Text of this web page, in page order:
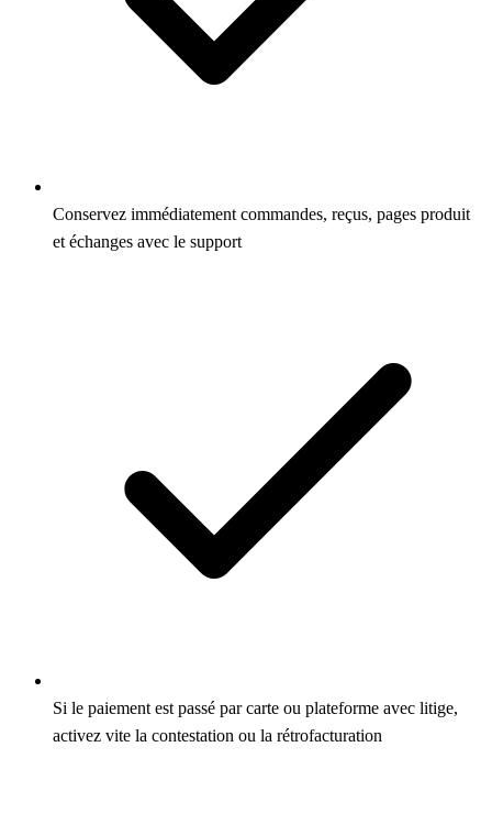
Conservez immédiatement commandes, reçus, pages produit
et échanges avec le support
Si le paiement est passé par carte ou plateforme avec litige,
activez vite la contestation ou la rétrofacturation